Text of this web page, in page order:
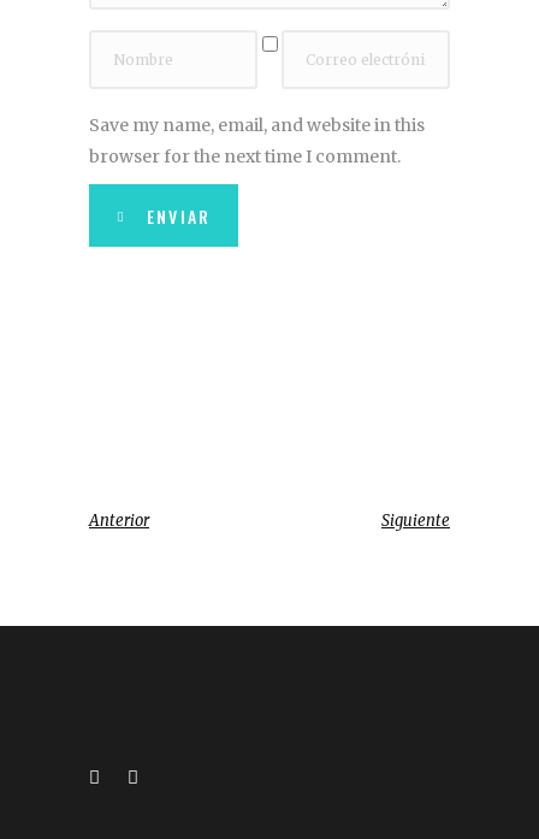
Save my name, email, and website in this
browser for the next time I comment.
ENVIAR
Anterior Siguiente